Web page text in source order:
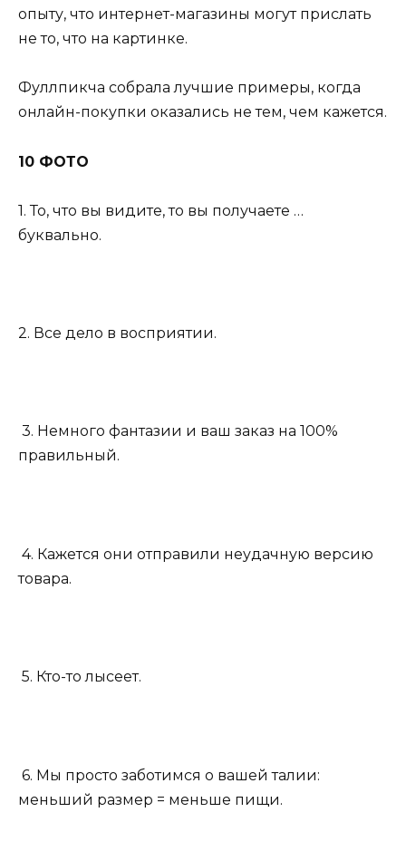
опыту, что интернет-магазины могут прислать
не то, что на картинке.
Фуллпикча собрала лучшие примеры, когда
онлайн-покупки оказались не тем, чем кажется.
10 ФОТО
1. То, что вы видите, то вы получаете …
буквально.
2. Все дело в восприятии.
3. Немного фантазии и ваш заказ на 100%
правильный.
4. Кажется они отправили неудачную версию
товара.
5. Кто-то лысеет.
6. Мы просто заботимся о вашей талии:
меньший размер = меньше пищи.